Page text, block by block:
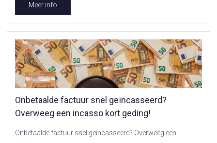
Meer info
Onbetaalde factuur snel geïncasseerd?
Overweeg een incasso kort geding!
Onbetaalde factuur snel geïncasseerd? Overweeg een